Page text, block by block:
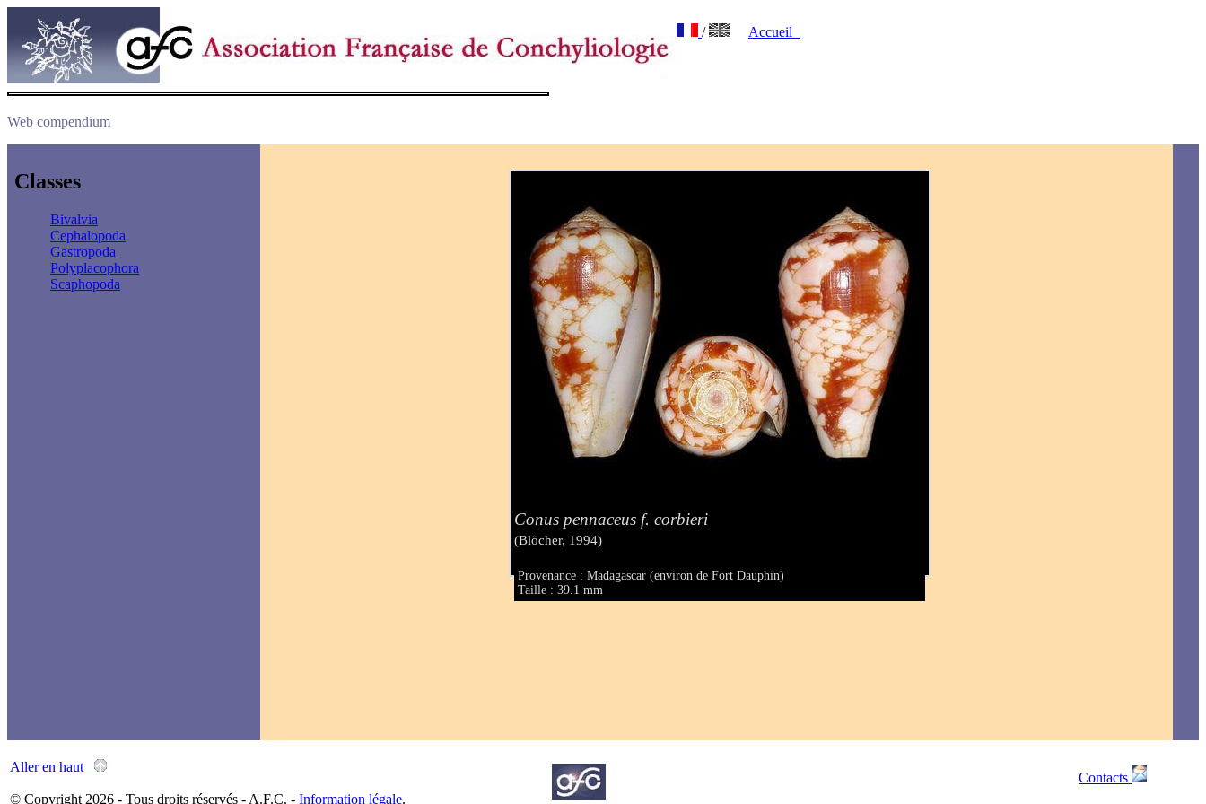
/ Accueil
Web compendium
Classes
Bivalvia
Cephalopoda
Gastropoda
Polyplacophora
Scaphopoda
Conus pennaceus f. corbieri
(Blöcher, 1994)
Provenance : Madagascar (environ de Fort Dauphin)
Taille : 39.1 mm
Aller en haut
© Copyright 2026 - Tous droits réservés - A.F.C. - Information légale.
Contacts